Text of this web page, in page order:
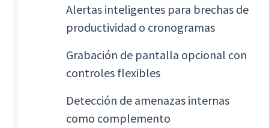
Alertas inteligentes para brechas de
productividad o cronogramas
Grabación de pantalla opcional con
controles flexibles
Detección de amenazas internas
como complemento